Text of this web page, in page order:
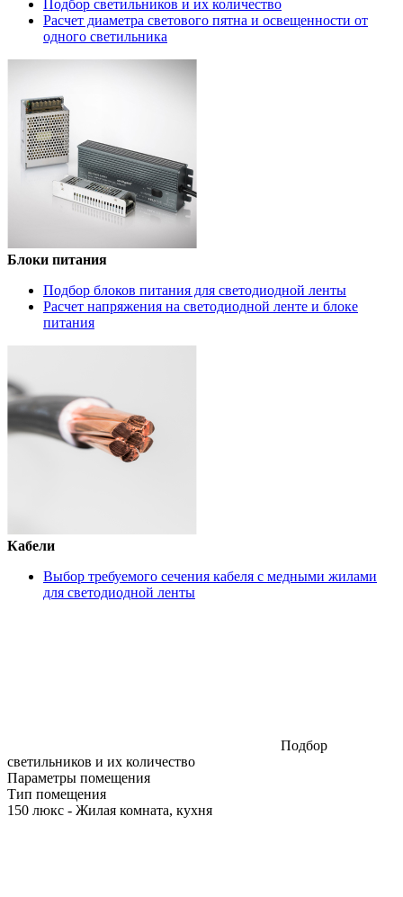
Подбор светильников и их количество
Расчет диаметра светового пятна и освещенности от
одного светильника
Блоки питания
Подбор блоков питания для светодиодной ленты
Расчет напряжения на светодиодной ленте и блоке
питания
Кабели
Выбор требуемого сечения кабеля с медными жилами
для светодиодной ленты
Подбор
светильников и их количество
Параметры помещения
Тип помещения
150 люкс - Жилая комната, кухня